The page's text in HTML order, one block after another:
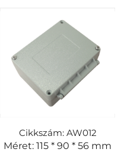
Cikkszám: AW012
Méret: 115 * 90 * 56 mm